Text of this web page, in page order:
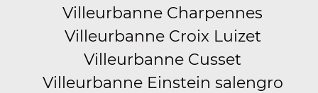
Villeurbanne Charpennes
Villeurbanne Croix Luizet
Villeurbanne Cusset
Villeurbanne Einstein salengro